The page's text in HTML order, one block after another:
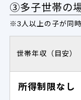
③多子世帯の
※3人以上の子が同
世帯年収（目安）
所得制限なし